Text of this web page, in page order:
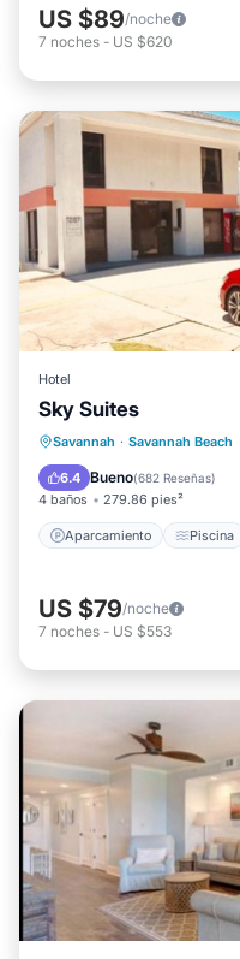
US $89/noche
7 noches - US $620
Hotel
Sky Suites
Savannah · Savannah Beach
6.4 Bueno(682 Reseñas)
4 baños 279.86 pies²
Aparcamiento Piscina
Aparcamiento
Aire
US $79/noche
7 noches - US $553